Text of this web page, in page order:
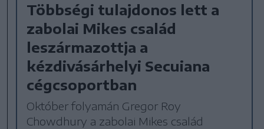
Többségi tulajdonos lett a
zabolai Mikes család
leszármazottja a
kézdivásárhelyi Secuiana
cégcsoportban
Október folyamán Gregor Roy
Chowdhury a zabolai Mikes család